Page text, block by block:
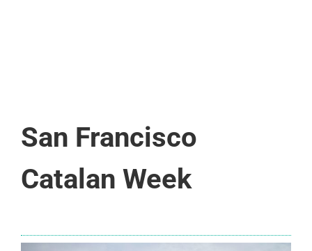
San Francisco
Catalan Week